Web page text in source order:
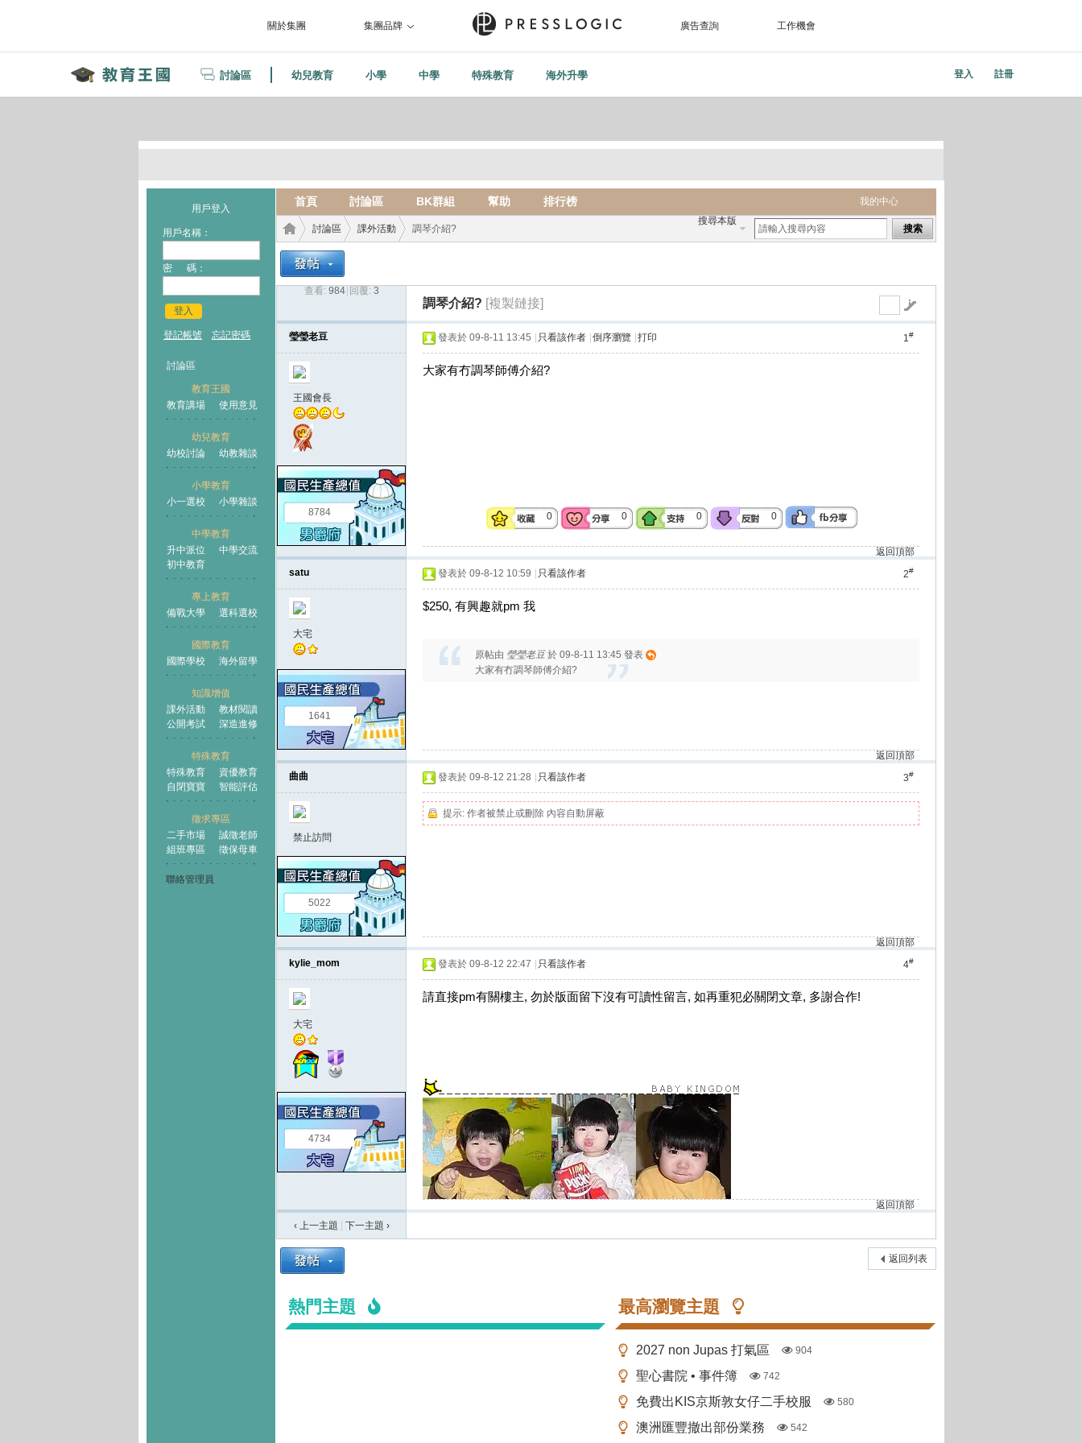
關於集團 集團品牌 廣告查詢 工作機會
討論區 幼兒教育 小學 中學 特殊教育 海外升學 登入 註冊
用戶登入
用戶名稱：
密 碼：
登入
登記帳號 忘記密碼
討論區
教育王國
教育講場
使用意見
幼兒教育
幼校討論
幼教雜談
小學教育
小一選校
小學雜談
中學教育
升中派位
中學交流
初中教育
專上教育
備戰大學
選科選校
國際教育
國際學校
海外留學
知識增值
課外活動
教材閱讀
公開考試
深造進修
特殊教育
特殊教育
資優教育
自閉寶寶
智能評估
徵求專區
二手市場
誠徵老師
組班專區
徵保母車
聯絡管理員
我的中心
首頁 討論區 BK群組 幫助 排行榜
搜尋本版
搜索
討論區
›
課外活動 調琴介紹?
查看: 984 回覆: 3
調琴介紹? [複製鏈接]
瑩瑩老豆
王國會長
8784
1#
發表於 09-8-11 13:45 只看該作者 倒序瀏覽 打印
大家有冇調琴師傅介紹?
0 0 0 0
返回頂部
satu
大宅
1641
2#
發表於 09-8-12 10:59 只看該作者
$250, 有興趣就pm 我
原帖由 瑩瑩老豆於 09-8-11 13:45 發表
大家有冇調琴師傅介紹?
返回頂部
曲曲
禁止訪問
5022
3#
發表於 09-8-12 21:28 只看該作者
提示: 作者被禁止或刪除 內容自動屏蔽
返回頂部
kylie_mom
大宅
4734
4#
發表於 09-8-12 22:47 只看該作者
請直接pm有關樓主, 勿於版面留下沒有可讀性留言, 如再重犯必關閉文章, 多謝合作!
返回頂部
‹ 上一主題
下一主題 ›
返回列表
熱門主題 最高瀏覽主題
2027 non Jupas 打氣區 904
聖心書院 • 事件簿 742
免費出KIS京斯敦女仔二手校服 580
澳洲匯豐撤出部份業務 542